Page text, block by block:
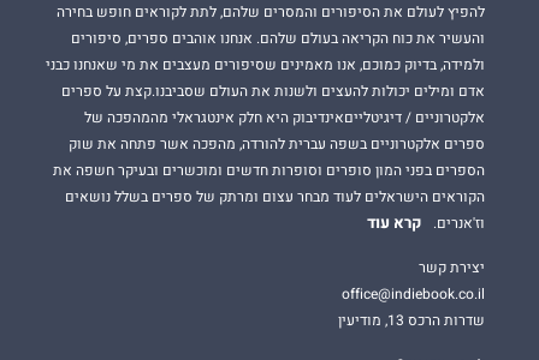
להפיץ לעולם את הסיפורים והמסרים שלהם, לתת לקוראים חופש בחירה
והעשיר את כוח הקריאה בעולם שלהם. אנחנו אוהבים ספרים, סיפורים
ולמידה, בדיוק כמוכם, אנו מאמינים שסיפורים מעצבים את מי שאנחנו כבני
אדם ומילים יכולות להעצים ולשנות את העולם שסביבנו.קצת על ספרים
אלקטרוניים / דיגיטלייםאינדיבוק היא חלק אינטגראלי מהמהפכה של
ספרים אלקטרוניים בשפה עברית להורדה, מהפכה אשר פתחה את שוק
הספרים בפני המון סופרים וסופרות חדשים ומוכשרים ובעיקר חשפה את
הקוראים הישראלים לעוד מבחר עצום ומרתק של ספרים בשלל נושאים
וז'אנרים.
קרא עוד
יצירת קשר
office@indiebook.co.il
שדרות הרכס 13, מודיעין